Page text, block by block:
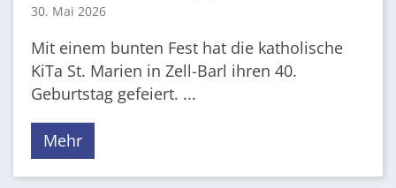
30. Mai 2026
Mit einem bunten Fest hat die katholische
KiTa St. Marien in Zell-Barl ihren 40.
Geburtstag gefeiert. ...
Mehr